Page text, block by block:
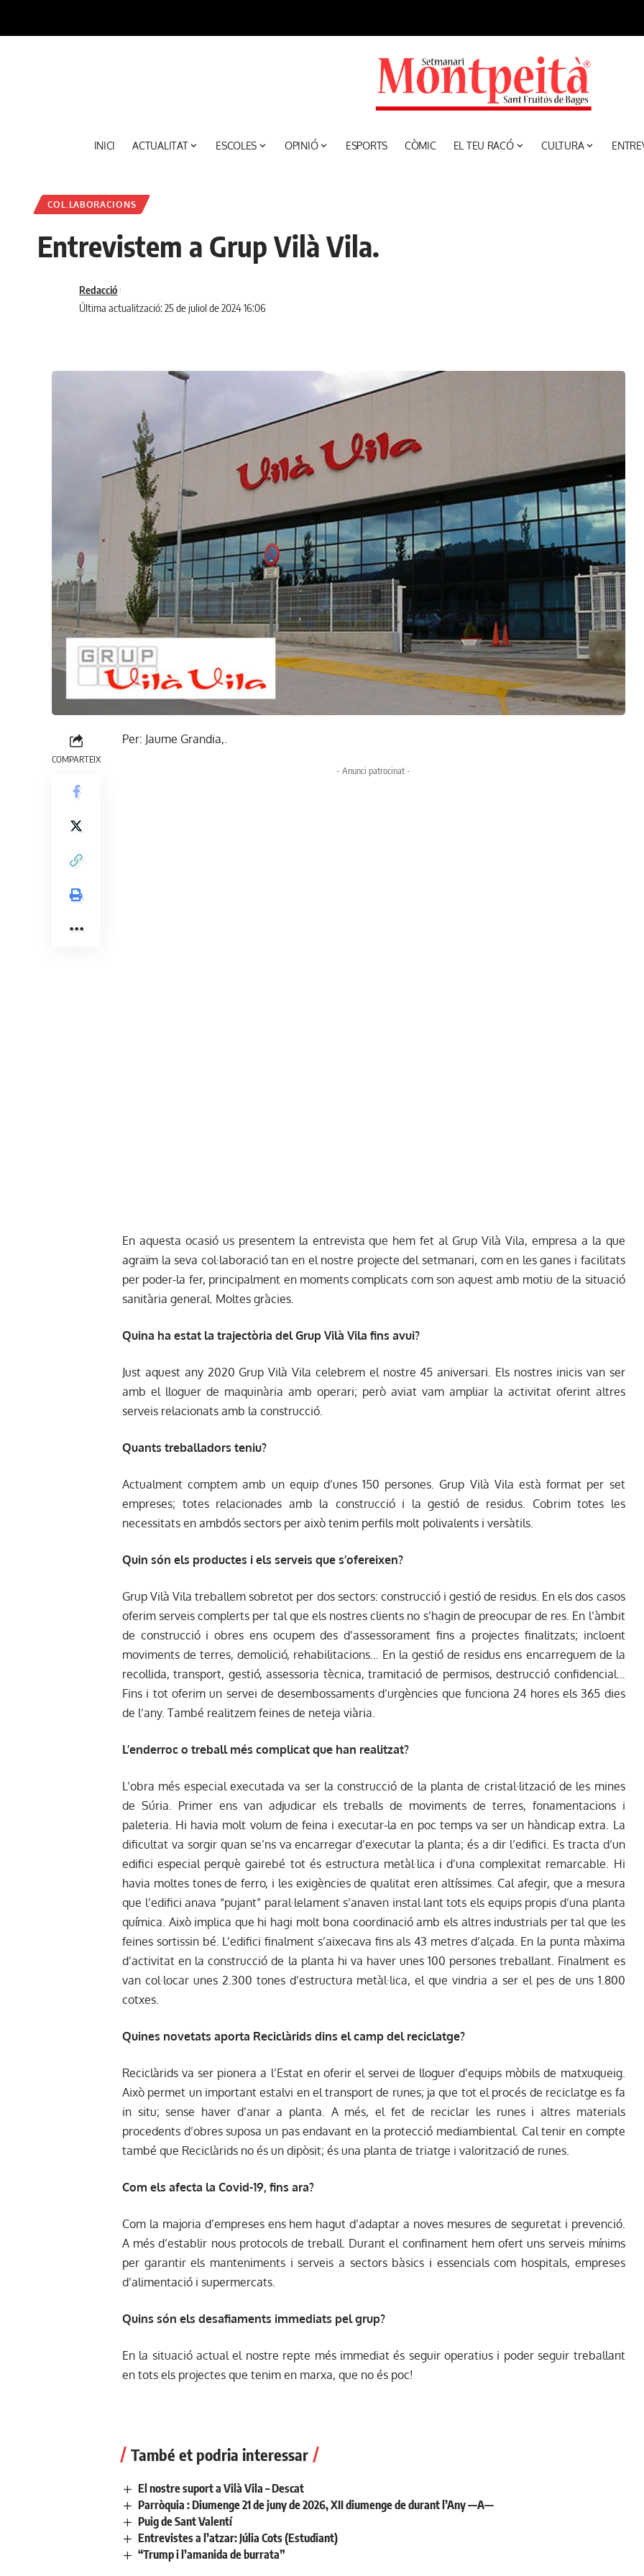
INICI ACTUALITAT ESCOLES OPINIÓ ESPORTS CÒMIC EL TEU RACÓ CULTURA
COL.LABORACIONS
Entrevistem a Grup Vilà Vila.
Última actualització: 25 de juliol de 2024 16:06
Redacció
COMPARTEIX
Per: Jaume Grandia,.
- Anunci patrocinat -
En aquesta ocasió us presentem la entrevista que hem fet al Grup Vilà Vila, empresa a la que
agraïm la seva col·laboració tan en el nostre projecte del setmanari, com en les ganes i facilitats
per poder-la fer, principalment en moments complicats com son aquest amb motiu de la situació
sanitària general. Moltes gràcies.
Quina ha estat la trajectòria del Grup Vilà Vila fins avui?
Just aquest any 2020 Grup Vilà Vila celebrem el nostre 45 aniversari. Els nostres inicis van ser
amb el lloguer de maquinària amb operari; però aviat vam ampliar la activitat oferint altres
serveis relacionats amb la construcció.
Quants treballadors teniu?
Actualment comptem amb un equip d’unes 150 persones. Grup Vilà Vila està format per set
empreses; totes relacionades amb la construcció i la gestió de residus. Cobrim totes les
necessitats en ambdós sectors per això tenim perfils molt polivalents i versàtils.
Quin són els productes i els serveis que s’ofereixen?
Grup Vilà Vila treballem sobretot per dos sectors: construcció i gestió de residus. En els dos casos
oferim serveis complerts per tal que els nostres clients no s’hagin de preocupar de res. En l’àmbit
de construcció i obres ens ocupem des d’assessorament fins a projectes finalitzats; incloent
moviments de terres, demolició, rehabilitacions… En la gestió de residus ens encarreguem de la
recollida, transport, gestió, assessoria tècnica, tramitació de permisos, destrucció confidencial…
Fins i tot oferim un servei de desembossaments d’urgències que funciona 24 hores els 365 dies
de l’any. També realitzem feines de neteja viària.
L’enderroc o treball més complicat que han realitzat?
L’obra més especial executada va ser la construcció de la planta de cristal·lització de les mines
de Súria. Primer ens van adjudicar els treballs de moviments de terres, fonamentacions i
paleteria. Hi havia molt volum de feina i executar-la en poc temps va ser un hàndicap extra. La
dificultat va sorgir quan se’ns va encarregar d’executar la planta; és a dir l’edifici. Es tracta d’un
edifici especial perquè gairebé tot és estructura metàl·lica i d’una complexitat remarcable. Hi
havia moltes tones de ferro, i les exigències de qualitat eren altíssimes. Cal afegir, que a mesura
que l’edifici anava “pujant” paral·lelament s’anaven instal·lant tots els equips propis d’una planta
química. Això implica que hi hagi molt bona coordinació amb els altres industrials per tal que les
feines sortissin bé. L’edifici finalment s’aixecava fins als 43 metres d’alçada. En la punta màxima
d’activitat en la construcció de la planta hi va haver unes 100 persones treballant. Finalment es
van col·locar unes 2.300 tones d’estructura metàl·lica, el que vindria a ser el pes de uns 1.800
cotxes.
Quines novetats aporta Reciclàrids dins el camp del reciclatge?
Reciclàrids va ser pionera a l’Estat en oferir el servei de lloguer d’equips mòbils de matxuqueig.
Això permet un important estalvi en el transport de runes; ja que tot el procés de reciclatge es fa
in situ; sense haver d’anar a planta. A més, el fet de reciclar les runes i altres materials
procedents d’obres suposa un pas endavant en la protecció mediambiental. Cal tenir en compte
també que Reciclàrids no és un dipòsit; és una planta de triatge i valorització de runes.
Com els afecta la Covid-19, fins ara?
Com la majoria d’empreses ens hem hagut d’adaptar a noves mesures de seguretat i prevenció.
A més d’establir nous protocols de treball. Durant el confinament hem ofert uns serveis mínims
per garantir els manteniments i serveis a sectors bàsics i essencials com hospitals, empreses
d’alimentació i supermercats.
Quins són els desafiaments immediats pel grup?
En la situació actual el nostre repte més immediat és seguir operatius i poder seguir treballant
en tots els projectes que tenim en marxa, que no és poc!
També et podria interessar
El nostre suport a Vilà Vila – Descat
Parròquia : Diumenge 21 de juny de 2026, XII diumenge de durant l’Any —A—
Puig de Sant Valentí
Entrevistes a l’atzar: Júlia Cots (Estudiant)
“Trump i l’amanida de burrata”